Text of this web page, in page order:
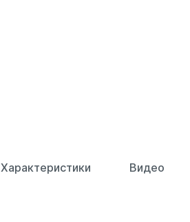
Характеристики Видео